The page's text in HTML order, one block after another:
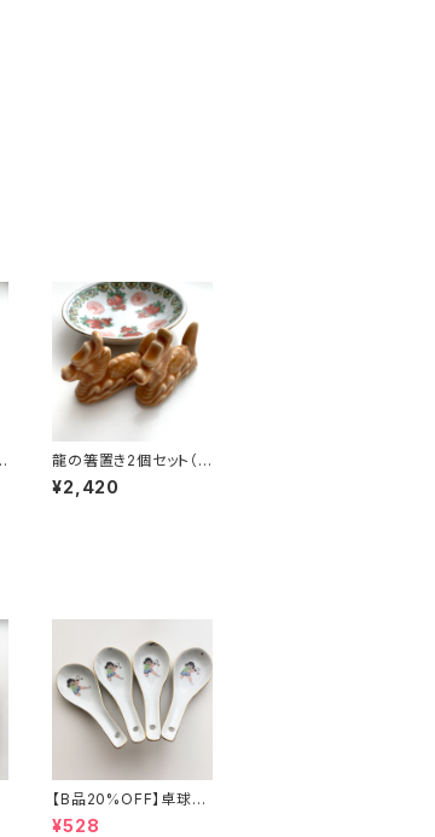
龍の箸置き2個セット（モ
ノトーン）
¥2,420
【B品20%OFF】卓球少
年レンゲ
¥528